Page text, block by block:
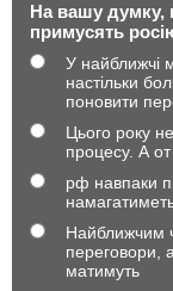
На вашу думку,
примусять
У найближчі
настільки
поновити
Цього року
процесу. А
рф навпаки
Найближчим
переговори,
матимуть